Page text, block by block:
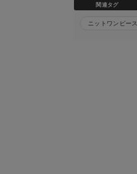
関連タグ
ニットワンピース